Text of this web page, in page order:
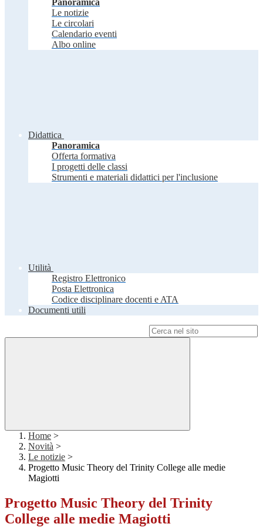
Panoramica
Le notizie
Le circolari
Calendario eventi
Albo online
Didattica
Panoramica
Offerta formativa
I progetti delle classi
Strumenti e materiali didattici per l'inclusione
Utilità
Registro Elettronico
Posta Elettronica
Codice disciplinare docenti e ATA
Documenti utili
Home >
Novità >
Le notizie >
Progetto Music Theory del Trinity College alle medie
Magiotti
Progetto Music Theory del Trinity
College alle medie Magiotti